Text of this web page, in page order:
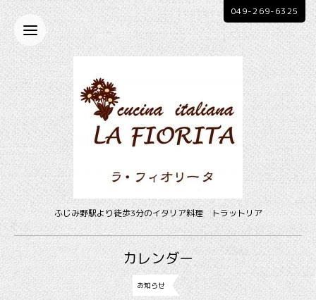
ふじみ野駅より徒歩3分のイタリア料理 トラットリア
049-269-6325
カレンダー
お知らせ